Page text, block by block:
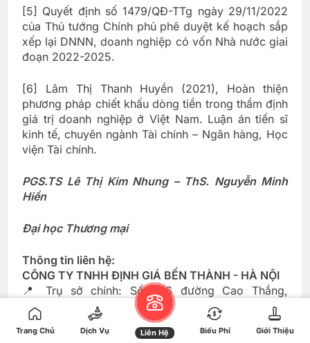
[5] Quyết định số 1479/QĐ-TTg ngày 29/11/2022
của Thủ tướng Chính phủ phê duyệt kế hoạch sắp
xếp lại DNNN, doanh nghiệp có vốn Nhà nước giai
đoạn 2022-2025.
[6] Lâm Thị Thanh Huyền (2021), Hoàn thiện
phương pháp chiết khấu dòng tiền trong thẩm định
giá trị doanh nghiệp ở Việt Nam. Luận án tiến sĩ
kinh tế, chuyên ngành Tài chính – Ngân hàng, Học
viện Tài chính.
PGS.TS Lê Thị Kim Nhung – ThS. Nguyễn Minh
Hiền
Đại học Thương mại
Thông tin liên hệ:
CÔNG TY TNHH ĐỊNH GIÁ BẾN THÀNH - HÀ NỘI
📍 Trụ sở chính: Số 236 đường Cao Thắng,
phường Hoà Hưng, thành phố Hồ Chí Minh.
📍 Văn phòng: 781/C2 Lê Hồng Phong,phường
Hoà Hưng, thành phố Hồ Chí Minh.
Trang Chủ Dịch Vụ Liên Hệ Biểu Phí Giới Thiệu